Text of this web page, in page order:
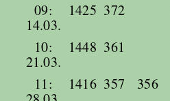
09:
14.03.
1425 372
10:
21.03.
1448 361
11:
1416 357 356